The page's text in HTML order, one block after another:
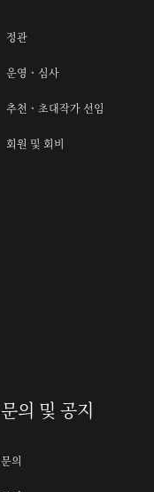
정관
운영ㆍ심사
추천ㆍ초대작가 선임
회원 및 회비
문의 및 공지
문의